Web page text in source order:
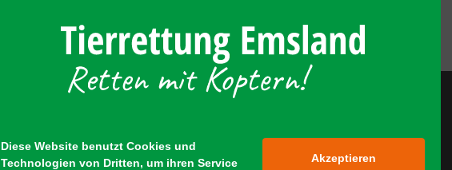
Diese Website benutzt Cookies und
Technologien von Dritten, um ihren Service
Akzeptieren